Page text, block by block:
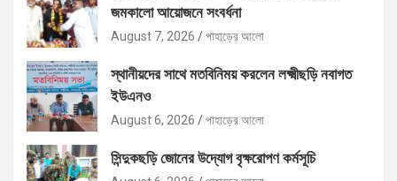
জমকালো আয়োজনে সংবর্ধনা
August 7, 2026 পাহাড়ের আলো
স্থানীয়দের সাথে মতবিনিময় করলেন লক্ষ্মীছড়ি নবাগত
ইউএনও
August 6, 2026 পাহাড়ের আলো
সিন্দুকছড়ি জোনের উদ্যোগ বৃক্ষরোপণ কর্মসূচি